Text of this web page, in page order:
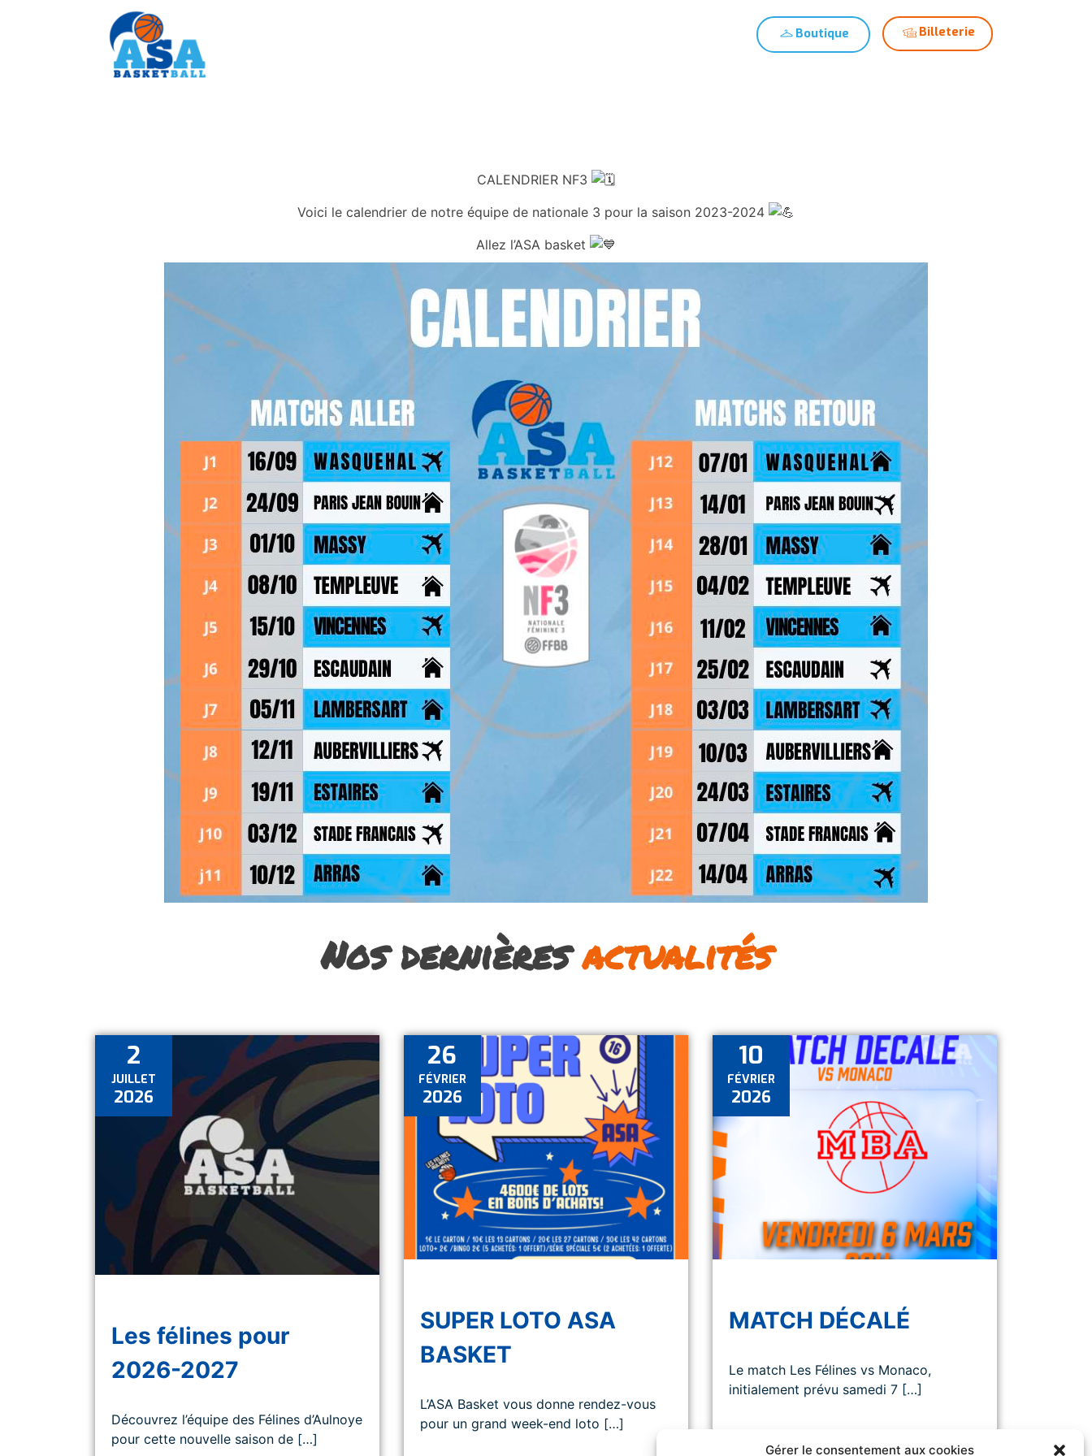
Gérer le consentement aux cookies
Boutique Billeterie
CALENDRIER NF3
Voici le calendrier de notre équipe de nationale 3 pour la saison 2023-2024
Allez l’ASA basket
Nos dernièresactualités
2
JUILLET
2026
Les félines pour
2026-2027
Découvrez l’équipe des Félines d’Aulnoye
pour cette nouvelle saison de […]
26
FÉVRIER
2026
SUPER LOTO ASA
BASKET
L’ASA Basket vous donne rendez-vous
pour un grand week-end loto […]
10
FÉVRIER
2026
MATCH DÉCALÉ
Le match Les Félines vs Monaco,
initialement prévu samedi 7 […]